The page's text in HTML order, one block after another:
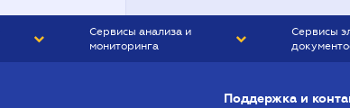
Сервисы анализа и
мониторинга
Сервисы
Поддержка и